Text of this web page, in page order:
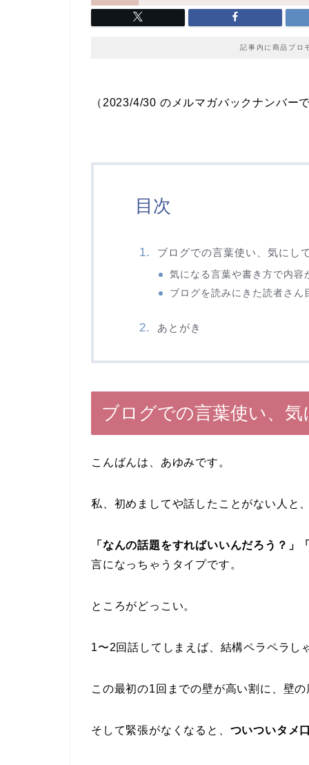
記事内に商品プロ
（2023/4/30 のメルマガバックナンバー
目次
ブログでの言葉使い、気にし
気になる言葉や書き方で内容
ブログを読みにきた読者さん
あとがき
ブログでの言葉使い、
こんばんは、あゆみです。
私、初めましてや話したことがない人と
「なんの話題をすればいいんだろう？」
言になっちゃうタイプです。
ところがどっこい。
1〜2回話してしまえば、結構ペラペラし
この最初の1回までの壁が高い割に、壁
そして緊張がなくなると、 ついついタメ